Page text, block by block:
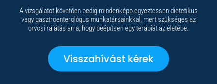
A vizsgálatot követően pedig mindenképp egyeztessen dietetikus
vagy gasztroenterológus munkatársainkkal, mert szükséges az
orvosi rálátás arra, hogy beépítsen egy terápiát az életébe.
Visszahívást kérek